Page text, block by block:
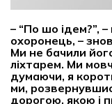
– “По шо ідем?”,
охоронець, –
Ми не бачили
ліхтарем. Ми
думаючи, я
ми,
дорогою, якою і